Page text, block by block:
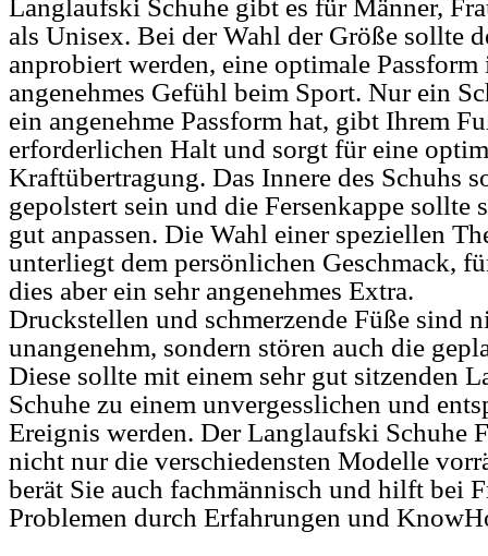
Langlaufski Schuhe gibt es für Männer,
als Unisex. Bei der Wahl der Größe sollte
anprobiert werden, eine optimale
angenehmes Gefühl beim Sport. Nur ein
ein angenehme Passform hat, gibt Ihrem
erforderlichen Halt und sorgt für eine
Kraftübertragung. Das Innere des Schuhs
gepolstert sein und die Fersenkappe sollte
gut anpassen. Die Wahl einer speziellen
unterliegt dem persönlichen Geschmack,
dies aber ein sehr angenehmes Extra.
Druckstellen und schmerzende Füße sind
unangenehm, sondern stören auch die
Diese sollte mit einem sehr gut sitzenden
Schuhe zu einem unvergesslichen und
Ereignis werden. Der Langlaufski Schuhe
nicht nur die verschiedensten Modelle
berät Sie auch fachmännisch und hilft bei
Problemen durch Erfahrungen und